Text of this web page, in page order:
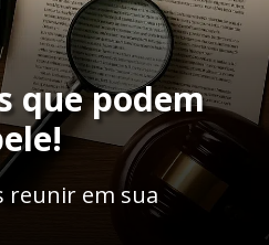
que podem
reunir em sua